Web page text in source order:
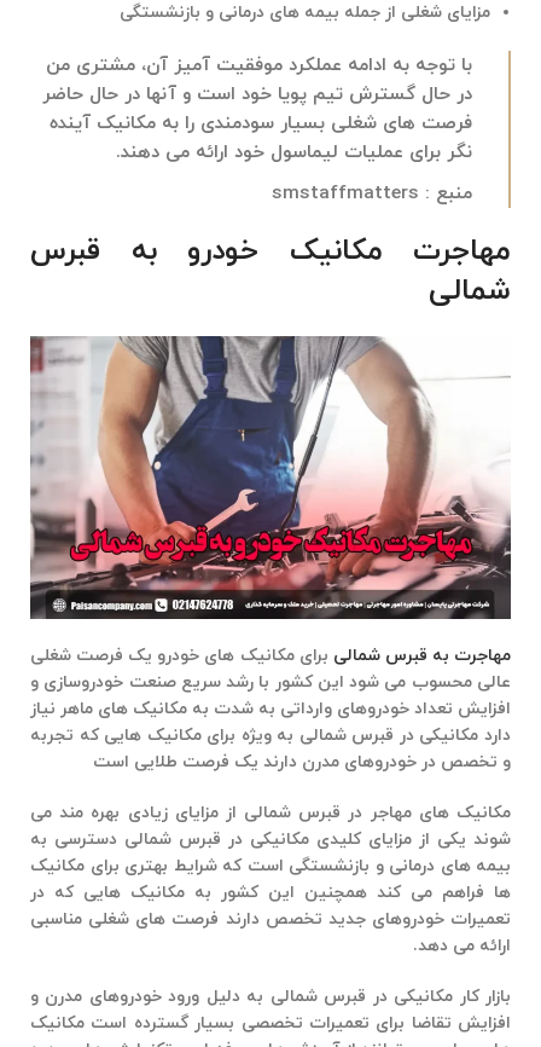
مزایای شغلی از جمله بیمه‌ های درمانی و بازنشستگی
با توجه به ادامه عملکرد موفقیت آمیز آن، مشتری من
در حال گسترش تیم پویا خود است و آنها در حال حاضر
فرصت های شغلی بسیار سودمندی را به مکانیک آینده
نگر برای عملیات لیماسول خود ارائه می دهند.
منبع : smstaffmatters
مهاجرت مکانیک خودرو به قبرس
شمالی
مهاجرت به قبرس شمالی برای مکانیک های خودرو یک فرصت شغلی
عالی محسوب می شود این کشور با رشد سریع صنعت خودروسازی و
افزایش تعداد خودروهای وارداتی به شدت به مکانیک های ماهر نیاز
دارد مکانیکی در قبرس شمالی به ویژه برای مکانیک هایی که تجربه
و تخصص در خودروهای مدرن دارند یک فرصت طلایی است
مکانیک های مهاجر در قبرس شمالی از مزایای زیادی بهره مند می
شوند یکی از مزایای کلیدی مکانیکی در قبرس شمالی دسترسی به
بیمه های درمانی و بازنشستگی است که شرایط بهتری برای مکانیک
ها فراهم می کند همچنین این کشور به مکانیک هایی که در
تعمیرات خودروهای جدید تخصص دارند فرصت های شغلی مناسبی
ارائه می دهد.
بازار کار مکانیکی در قبرس شمالی به دلیل ورود خودروهای مدرن و
افزایش تقاضا برای تعمیرات تخصصی بسیار گسترده است مکانیک